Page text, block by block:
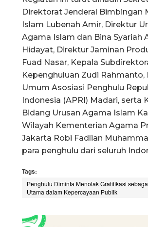
Direktorat Jenderal Bimbingan
Islam Lubenah Amir, Direktur
Agama Islam dan Bina Syariah
Hidayat, Direktur Jaminan
Fuad Nasar, Kepala
Kepenghuluan Zudi Rahmanto,
Umum Asosiasi Penghulu
Indonesia (APRI) Madari, serta
Bidang Urusan Agama Islam
Wilayah Kementerian Agama
Jakarta Robi Fadlian
para penghulu dari seluruh
Tags:
Penghulu Diminta Menolak Gratifikasi
Utama dalam Kepercayaan Publik